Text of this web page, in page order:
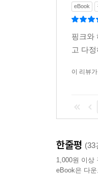
eBook
핑크와
고 다
이 리뷰
한줄평 (33
1,000원 이상
eBook은 다